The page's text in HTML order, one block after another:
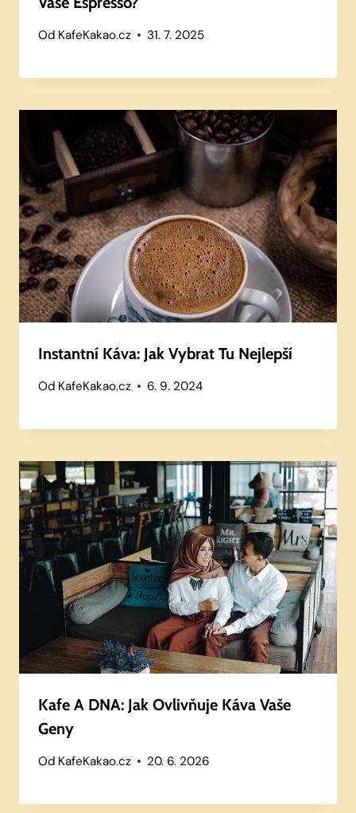
Od KafeKakao.cz 31. 7. 2025
Instantní Káva: Jak Vybrat Tu Nejlepší
Od KafeKakao.cz 6. 9. 2024
Kafe A DNA: Jak Ovlivňuje Káva Vaše
Geny
Od KafeKakao.cz 20. 6. 2026